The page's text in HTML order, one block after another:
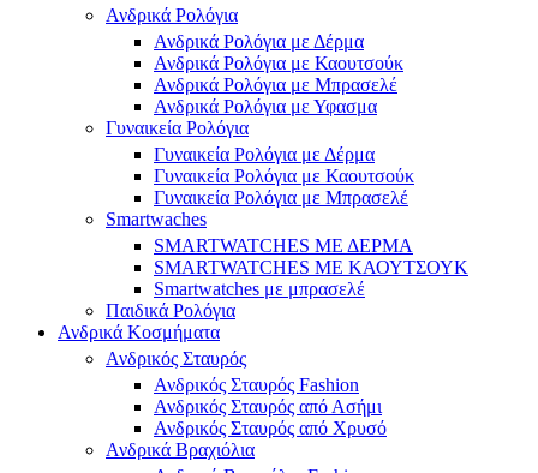
Ανδρικά Ρολόγια
Ανδρικά Ρολόγια με Δέρμα
Ανδρικά Ρολόγια με Καουτσούκ
Ανδρικά Ρολόγια με Μπρασελέ
Ανδρικά Ρολόγια με Υφασμα
Γυναικεία Ρολόγια
Γυναικεία Ρολόγια με Δέρμα
Γυναικεία Ρολόγια με Καουτσούκ
Γυναικεία Ρολόγια με Μπρασελέ
Smartwaches
SMARTWATCHES ΜΕ ΔΕΡΜΑ
SMARTWATCHES ΜΕ ΚΑΟΥΤΣΟΥΚ
Smartwatches με μπρασελέ
Παιδικά Ρολόγια
Ανδρικά Κοσμήματα
Ανδρικός Σταυρός
Ανδρικός Σταυρός Fashion
Ανδρικός Σταυρός από Ασήμι
Ανδρικός Σταυρός από Χρυσό
Ανδρικά Βραχιόλια